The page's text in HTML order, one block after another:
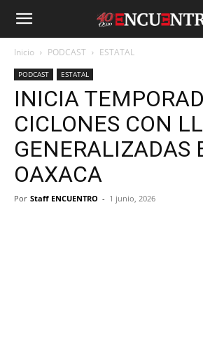
Inicio PODCAST ESTATAL
PODCAST ESTATAL
INICIA
CICLONES CON
GENERALIZADAS
OAXACA
Por Staff ENCUENTRO - 1 junio, 2026